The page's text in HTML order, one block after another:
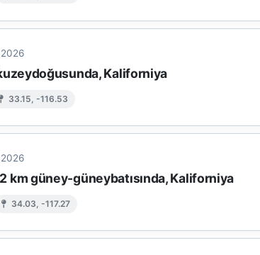
Kaliforniya
33.15, -116.53
km güney-güneybatısında, Kaliforniya
34.03, -117.27